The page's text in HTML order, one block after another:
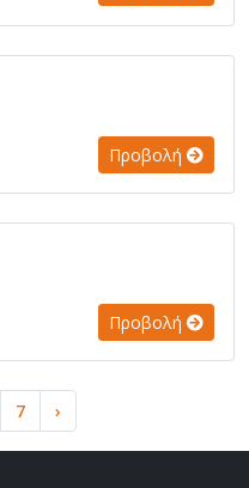
Προβολή
Προβολή
7 ›